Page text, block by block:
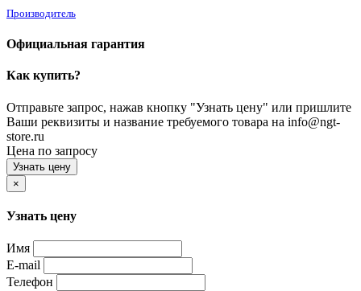
Производитель
Официальная гарантия
Как купить?
Отправьте запрос, нажав кнопку "Узнать цену" или пришлите
Ваши реквизиты и название требуемого товара на info@ngt-
store.ru
Цена по запросу
Узнать цену
×
Узнать цену
Имя
E-mail
Телефон